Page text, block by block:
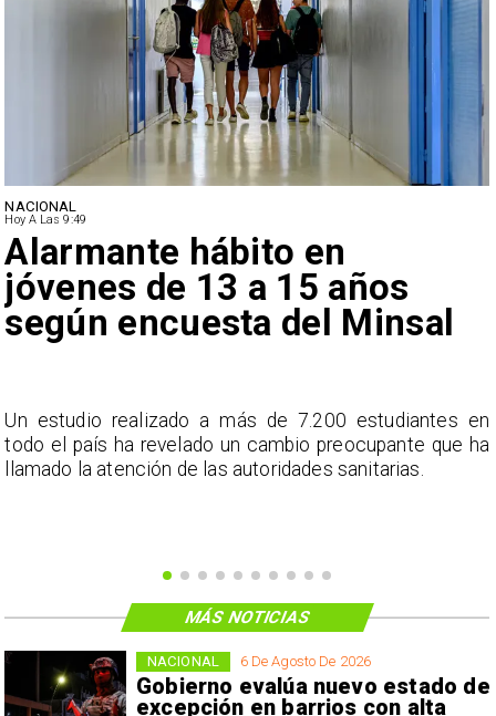
NACIONAL
Hoy A Las 9:49
Alarmante hábito en
jóvenes de 13 a 15 años
según encuesta del Minsal
Un estudio realizado a más de 7.200 estudiantes en
todo el país ha revelado un cambio preocupante que ha
llamado la atención de las autoridades sanitarias.
6 De Agosto De 2026
Gobierno evalúa nuevo estado de
excepción en barrios con alta
NACIONAL
MÁS NOTICIAS